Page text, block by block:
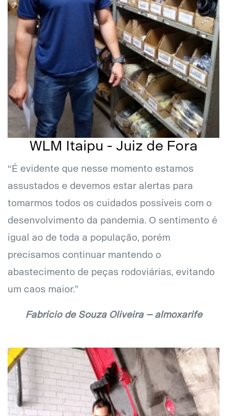
WLM Itaipu - Juiz de Fora
“É evidente que nesse momento estamos
assustados e devemos estar alertas para
tomarmos todos os cuidados possíveis com o
desenvolvimento da pandemia. O sentimento é
igual ao de toda a população, porém
precisamos continuar mantendo o
abastecimento de peças rodoviárias, evitando
um caos maior.”
Fabrício de Souza Oliveira – almoxarife